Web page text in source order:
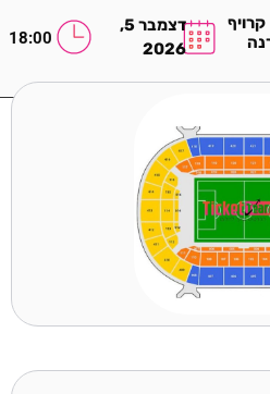
קרויף
דצמבר 5,
2026
18:00